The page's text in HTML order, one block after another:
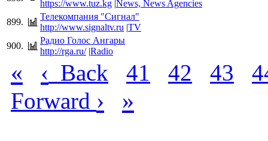
https://www.tuz.kg |News, News Agencies
899.
Телекомпания "Сигнал"
http://www.signaltv.ru |TV
900.
Радио Голос Ангары
http://rga.ru/ |Radio
« ‹ Back 41 42 43
Forward › »